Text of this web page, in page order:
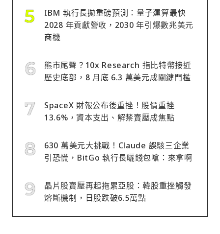
IBM 執行長拋重磅預測：量子運算最快
2028 年貢獻營收，2030 年引爆數兆美元
商機
熊市尾聲？10x Research 指比特幣接近
歷史底部，8 月底 6.3 萬美元成關鍵門檻
SpaceX 財報公布後重挫！股價重挫
13.6%，資本支出、解禁賣壓成焦點
630 萬美元大挑戰！Claude 誤駭三企業
引恐慌，BitGo 執行長曬錢包嗆：來拿啊
晶片股賣壓再起拖累亞股：韓股重挫觸發
熔斷機制，日股跌破6.5萬點